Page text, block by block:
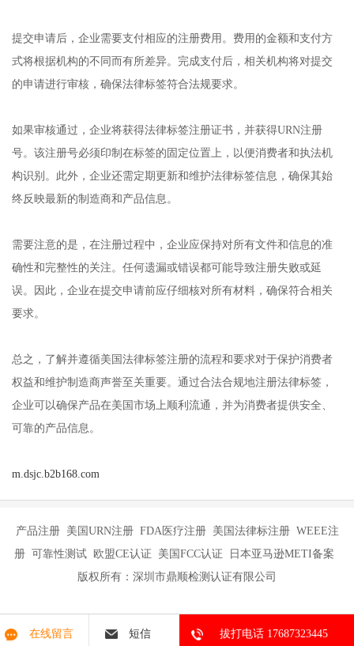
提交申请后，企业需要支付相应的注册费用。费用的金额和支付方
式将根据机构的不同而有所差异。完成支付后，相关机构将对提交
的申请进行审核，确保法律标签符合法规要求。
如果审核通过，企业将获得法律标签注册证书，并获得URN注册
号。该注册号必须印制在标签的固定位置上，以便消费者和执法机
构识别。此外，企业还需定期更新和维护法律标签信息，确保其始
终反映最新的制造商和产品信息。
需要注意的是，在注册过程中，企业应保持对所有文件和信息的准
确性和完整性的关注。任何遗漏或错误都可能导致注册失败或延
误。因此，企业在提交申请前应仔细核对所有材料，确保符合相关
要求。
总之，了解并遵循美国法律标签注册的流程和要求对于保护消费者
权益和维护制造商声誉至关重要。通过合法合规地注册法律标签，
企业可以确保产品在美国市场上顺利流通，并为消费者提供安全、
可靠的产品信息。
m.dsjc.b2b168.com
产品注册 美国URN注册 FDA医疗注册 美国法律标注册 WEEE注
册 可靠性测试 欧盟CE认证 美国FCC认证 日本亚马逊METI备案
版权所有：深圳市鼎顺检测认证有限公司
在线留言 短信 拔打电话 17687323445